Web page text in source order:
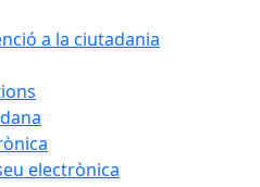
a la ciutadania
electrònica